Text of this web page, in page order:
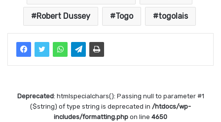
Robert Dussey Togo togolais
Deprecated: htmlspecialchars(): Passing null to parameter #1
($string) of type string is deprecated in /htdocs/wp-
includes/formatting.php on line 4650